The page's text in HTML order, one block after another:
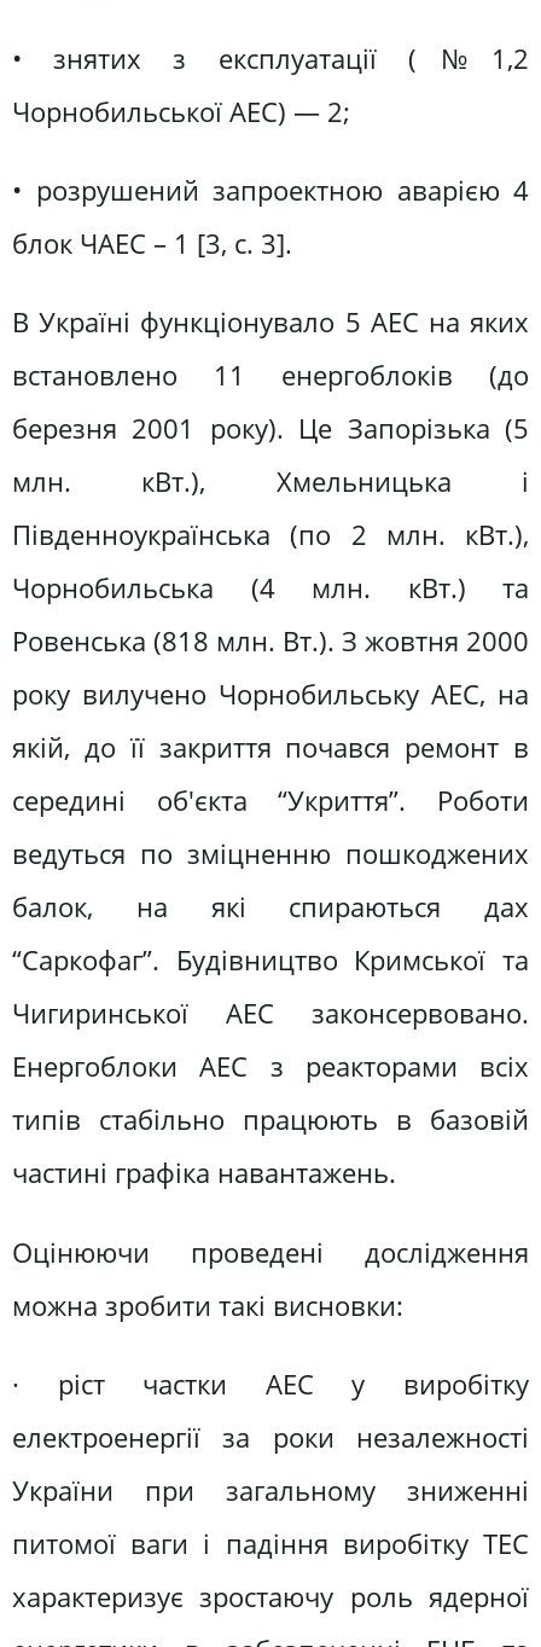
• знятих з експлуатації (№1,2
Чорнобильської АЕС) — 2;
• розрушений запроектною аварією 4
блок ЧАЕС – 1 [3, c. 3].
В Україні функціонувало 5 АЕС на яких
встановлено 11 енергоблоків (до
березня 2001 року). Це Запорізька (5
млн. кВт.), Хмельницька і
Південноукраїнська (по 2 млн. кВт.),
Чорнобильська (4 млн. кВт.) та
Ровенська (818 млн. Вт.). З жовтня 2000
року вилучено Чорнобильську АЕС, на
якій, до її закриття почався ремонт в
середині об'єкта “Укриття”. Роботи
ведуться по зміцненню пошкоджених
балок, на які спираються дах
“Саркофаг”. Будівництво Кримської та
Чигиринської АЕС законсервовано.
Енергоблоки АЕС з реакторами всіх
типів стабільно працюють в базовій
частині графіка навантажень.
Оцінюючи проведені дослідження
можна зробити такі висновки:
· ріст частки АЕС у виробітку
електроенергії за роки незалежності
України при загальному зниженні
питомої ваги і падіння виробітку ТЕС
характеризує зростаючу роль ядерної